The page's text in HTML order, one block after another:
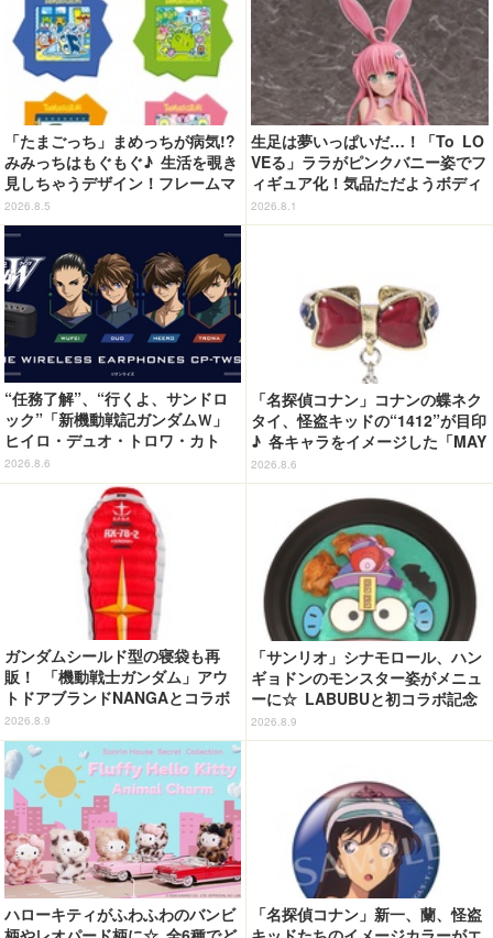
「たまごっち」まめっちが病気!?
みみっちはもぐもぐ♪ 生活を覗き
見しちゃうデザイン！フレームマ
グネット「ぴたっとフレーム」登
場☆
2026.8.5
生足は夢いっぱいだ…！「To LO
VEる」ララがピンクバニー姿でフ
ィギュア化！気品ただようボディ
に注目
2026.8.1
“任務了解”、“行くよ、サンドロ
ック”「新機動戦記ガンダムＷ」
ヒイロ・デュオ・トロワ・カト
ル・五飛の声がする…！ 新規録
り下ろしボイス搭載のワイヤレス
イヤホンが登場
2026.8.6
「名探偵コナン」コナンの蝶ネク
タイ、怪盗キッドの“1412”が目印
♪ 各キャラをイメージした「MAY
LA」リングセットがセール中
2026.8.6
ガンダムシールド型の寝袋も再
販！ 「機動戦士ガンダム」アウ
トドアブランドNANGAとコラボ
したアパレルがカッコいい！ 日
常使いしやすいシンプルなデザイ
ン
2026.8.9
「サンリオ」シナモロール、ハン
ギョドンのモンスター姿がメニュ
ーに☆ LABUBUと初コラボ記念
のスイーツも！【サンリオピュー
ロランド】
2026.8.9
ハローキティがふわふわのバンビ
柄やレオパード柄に☆ 全6種でど
「名探偵コナン」新一、蘭、怪盗